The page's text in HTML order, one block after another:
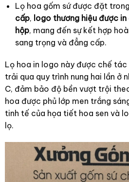
Lọ hoa gốm sứ được đặt trong
cấp, logo thương hiệu được
hộp, mang đến sự kết hợp
sang trọng và đẳng cấp.
Lọ hoa in logo này được chế tác
trải qua quy trình nung hai lần ở
C, đảm bảo độ bền vượt trội
hoa được phủ lớp men trắng
tinh tế của họa tiết hoa sen và
lọ.